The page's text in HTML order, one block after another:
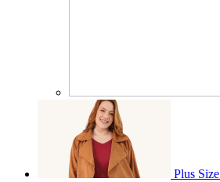
Plus Size